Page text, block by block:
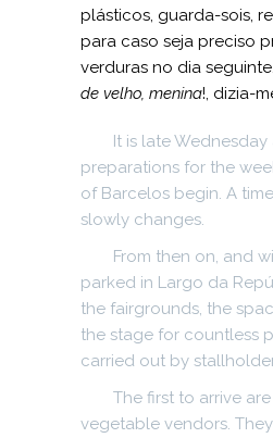
plásticos, guarda-sois,
para caso seja preciso
verduras no dia seguinte.
de velho, menina!, dizia-
It is late
preparations for the
of Barcelos begin. A
slowly changes.
From then on, and
parked in Largo da
the fairgrounds, the
the stage for countless
carried out by
The first to arrive
vegetable vendors.